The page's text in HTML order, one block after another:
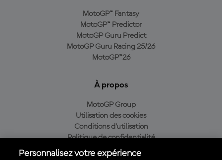
MotoGP™ Fantasy
MotoGP™ Predictor
MotoGP Guru Predict
MotoGP Guru Racing 25/26
MotoGP™26
À propos
MotoGP Group
Utilisation des cookies
Conditions d'utilisation
Politique de confidentialité
Politique d’achat
Personnalisez votre expérience